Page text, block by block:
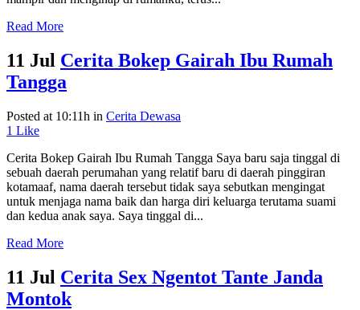
Read More
11 Jul Cerita Bokep Gairah Ibu Rumah
Tangga
Posted at 10:11h in Cerita Dewasa
1 Like
Cerita Bokep Gairah Ibu Rumah Tangga Saya baru saja tinggal di
sebuah daerah perumahan yang relatif baru di daerah pinggiran
kotamaaf, nama daerah tersebut tidak saya sebutkan mengingat
untuk menjaga nama baik dan harga diri keluarga terutama suami
dan kedua anak saya. Saya tinggal di...
Read More
11 Jul Cerita Sex Ngentot Tante Janda
Montok